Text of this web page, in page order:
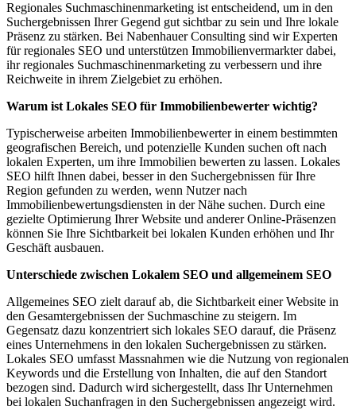
Regionales Suchmaschinenmarketing ist entscheidend, um in den
Suchergebnissen Ihrer Gegend gut sichtbar zu sein und Ihre lokale
Präsenz zu stärken. Bei Nabenhauer Consulting sind wir Experten
für regionales SEO und unterstützen Immobilienvermarkter dabei,
ihr regionales Suchmaschinenmarketing zu verbessern und ihre
Reichweite in ihrem Zielgebiet zu erhöhen.
Warum ist Lokales SEO für Immobilienbewerter wichtig?
Typischerweise arbeiten Immobilienbewerter in einem bestimmten
geografischen Bereich, und potenzielle Kunden suchen oft nach
lokalen Experten, um ihre Immobilien bewerten zu lassen. Lokales
SEO hilft Ihnen dabei, besser in den Suchergebnissen für Ihre
Region gefunden zu werden, wenn Nutzer nach
Immobilienbewertungsdiensten in der Nähe suchen. Durch eine
gezielte Optimierung Ihrer Website und anderer Online-Präsenzen
können Sie Ihre Sichtbarkeit bei lokalen Kunden erhöhen und Ihr
Geschäft ausbauen.
Unterschiede zwischen Lokalem SEO und allgemeinem SEO
Allgemeines SEO zielt darauf ab, die Sichtbarkeit einer Website in
den Gesamtergebnissen der Suchmaschine zu steigern. Im
Gegensatz dazu konzentriert sich lokales SEO darauf, die Präsenz
eines Unternehmens in den lokalen Suchergebnissen zu stärken.
Lokales SEO umfasst Massnahmen wie die Nutzung von regionalen
Keywords und die Erstellung von Inhalten, die auf den Standort
bezogen sind. Dadurch wird sichergestellt, dass Ihr Unternehmen
bei lokalen Suchanfragen in den Suchergebnissen angezeigt wird.